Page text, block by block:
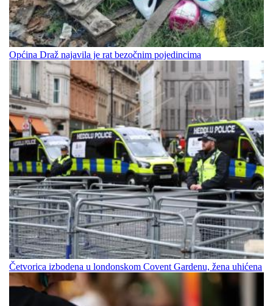
Općina Draž najavila je rat bezočnim pojedincima
Četvorica izbodena u londonskom Covent Gardenu, žena uhićena